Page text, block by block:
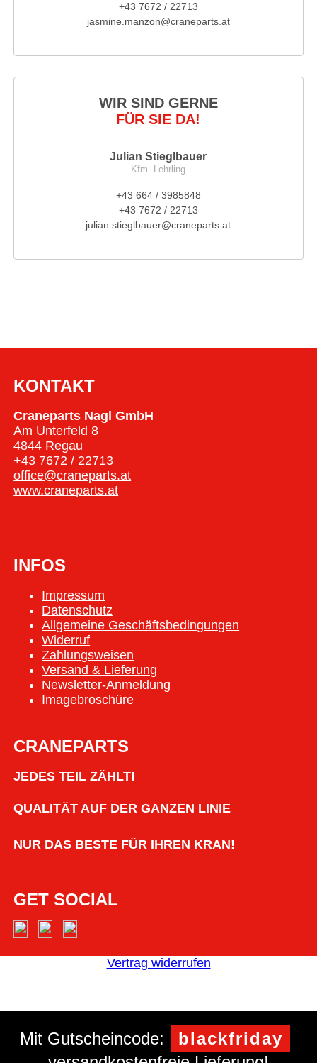
+43 7672 / 22713
jasmine.manzon@craneparts.at
WIR SIND GERNE
FÜR SIE DA!
Julian Stieglbauer
Kfm. Lehrling
+43 664 / 3985848
+43 7672 / 22713
julian.stieglbauer@craneparts.at
KONTAKT
Craneparts Nagl GmbH
Am Unterfeld 8
4844 Regau
+43 7672 / 22713
office@craneparts.at
www.craneparts.at
INFOS
Impressum
Datenschutz
Allgemeine Geschäftsbedingungen
Widerruf
Zahlungsweisen
Versand & Lieferung
Newsletter-Anmeldung
Imagebroschüre
CRANEPARTS
JEDES TEIL ZÄHLT!
QUALITÄT AUF DER GANZEN LINIE
NUR DAS BESTE FÜR IHREN KRAN!
GET SOCIAL
Vertrag widerrufen
Mit Gutscheincode:
blackfriday